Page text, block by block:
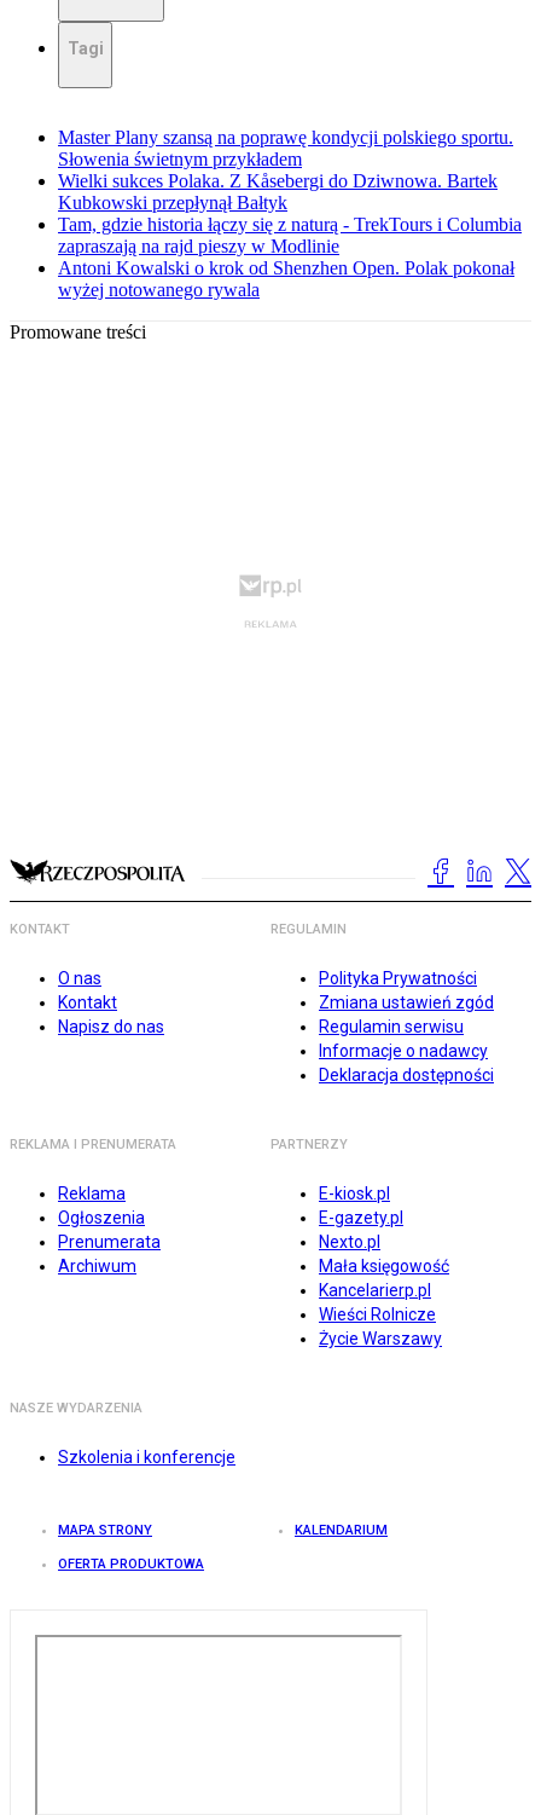
Tagi
Master Plany szansą na poprawę kondycji polskiego sportu.
Słowenia świetnym przykładem
Wielki sukces Polaka. Z Kåsebergi do Dziwnowa. Bartek
Kubkowski przepłynął Bałtyk
Tam, gdzie historia łączy się z naturą - TrekTours i Columbia
zapraszają na rajd pieszy w Modlinie
Antoni Kowalski o krok od Shenzhen Open. Polak pokonał
wyżej notowanego rywala
Promowane treści
KONTAKT
O nas
Kontakt
Napisz do nas
REGULAMIN
Polityka Prywatności
Zmiana ustawień zgód
Regulamin serwisu
Informacje o nadawcy
Deklaracja dostępności
REKLAMA I PRENUMERATA
Reklama
Ogłoszenia
Prenumerata
Archiwum
PARTNERZY
E-kiosk.pl
E-gazety.pl
Nexto.pl
Mała księgowość
Kancelarierp.pl
Wieści Rolnicze
Życie Warszawy
NASZE WYDARZENIA
Szkolenia i konferencje
MAPA STRONY KALENDARIUM
OFERTA PRODUKTOWA